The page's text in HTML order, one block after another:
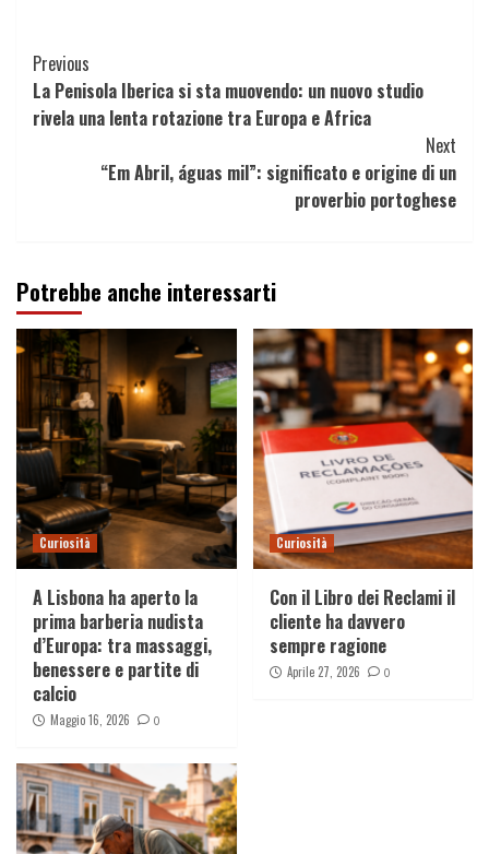
Continue
Reading
Previous
La Penisola Iberica si sta muovendo: un nuovo studio
rivela una lenta rotazione tra Europa e Africa
Next
“Em Abril, águas mil”: significato e origine di un
proverbio portoghese
Potrebbe anche interessarti
Curiosità
A Lisbona ha aperto la
prima barberia nudista
d’Europa: tra massaggi,
benessere e partite di
calcio
Maggio 16, 2026 0
Curiosità
Con il Libro dei Reclami il
cliente ha davvero
sempre ragione
Aprile 27, 2026 0